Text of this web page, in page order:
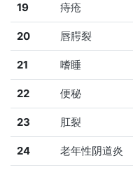
19 痔疮
20 唇腭裂
21 嗜睡
22 便秘
23 肛裂
24 老年性阴道炎